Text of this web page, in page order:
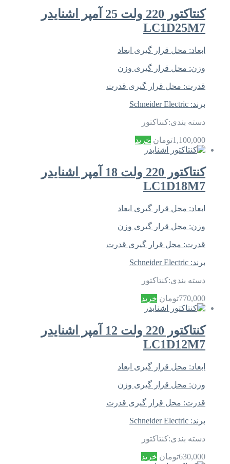
کنتاکتور 220 ولت 25 آمپر اشنایدر
LC1D25M7
ابعاد: محل قرار گیری ابعاد
وزن: محل قرار گیری وزن
قدرت: محل قرار گیری قدرت
برند: Schneider Electric
دسته بندی:کنتاکتور
1,100,000تومان خرید
کنتاکتور 220 ولت 18 آمپر اشنایدر
LC1D18M7
ابعاد: محل قرار گیری ابعاد
وزن: محل قرار گیری وزن
قدرت: محل قرار گیری قدرت
برند: Schneider Electric
دسته بندی:کنتاکتور
770,000تومان خرید
کنتاکتور 220 ولت 12 آمپر اشنایدر
LC1D12M7
ابعاد: محل قرار گیری ابعاد
وزن: محل قرار گیری وزن
قدرت: محل قرار گیری قدرت
برند: Schneider Electric
دسته بندی:کنتاکتور
630,000تومان خرید